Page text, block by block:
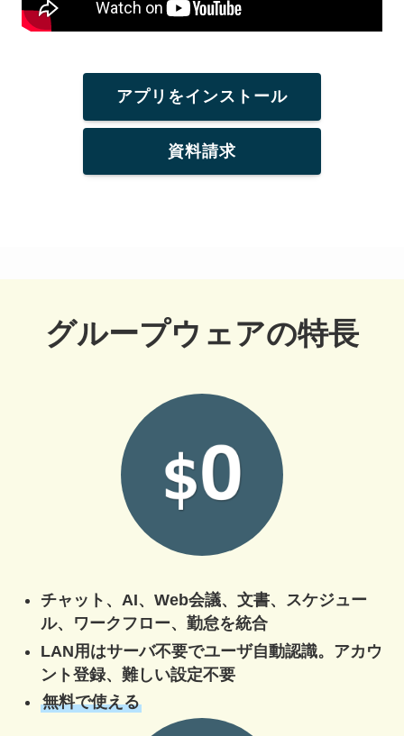
アプリをインストール
資料請求
グループウェアの特長
チャット、AI、Web会議、文書、スケジュー
ル、ワークフロー、勤怠を統合
LAN用はサーバ不要でユーザ自動認識。アカウ
ント登録、難しい設定不要
無料で使える